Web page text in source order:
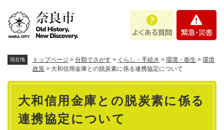
あ
問
・
現在地 トップページ > 分類でさがす > くらし・手続き > 環境・衛生 > 環境
政策 > 大和信用金庫との脱炭素に係る連携協定について
本
大和信用金庫との脱炭素に係る
連携協定について